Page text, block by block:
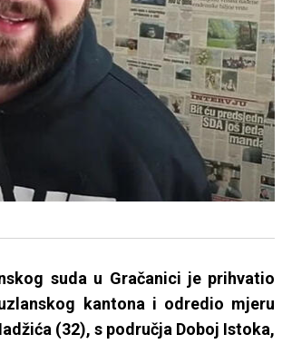
suda u Gračanici je prihvatio
kantona i odredio mjeru
(32), s područja Doboj Istoka,